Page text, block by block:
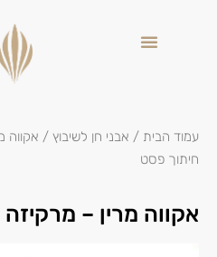
עמוד הבית / אבני חן לשיבוץ / אקווה
חיתוך פסט
אקווה מרין –